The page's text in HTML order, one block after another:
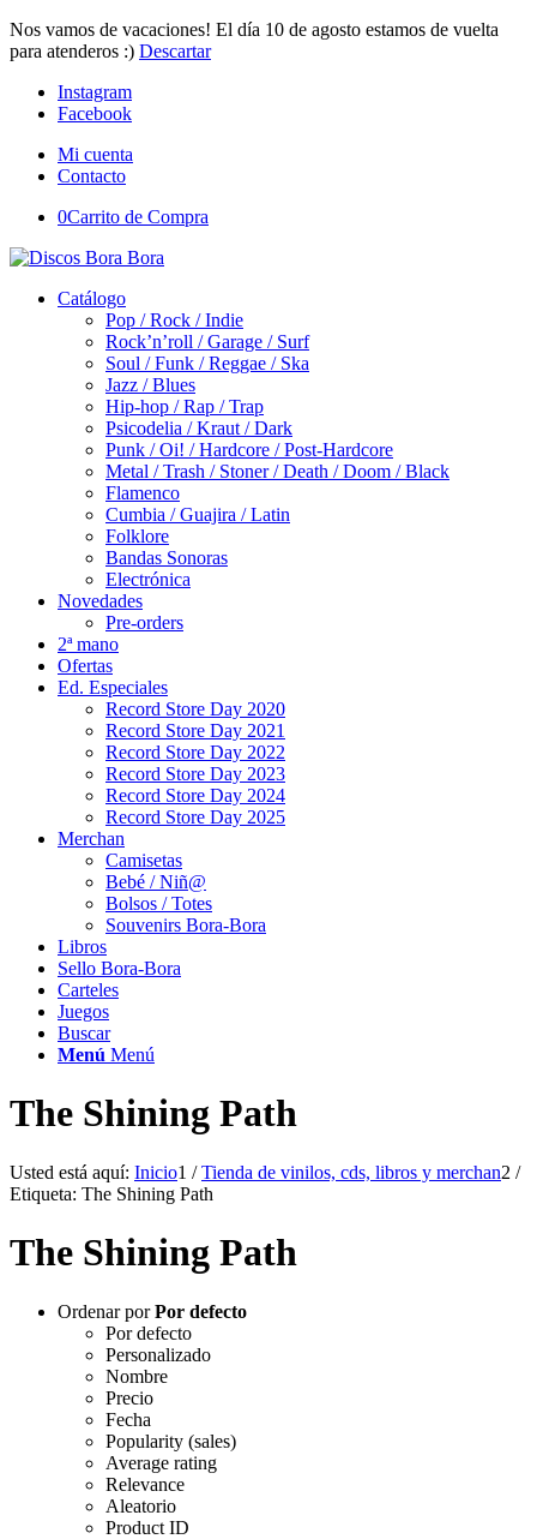
Nos vamos de vacaciones! El día 10 de agosto estamos de vuelta
para atenderos :) Descartar
Instagram
Facebook
Mi cuenta
Contacto
0Carrito de Compra
Catálogo
Pop / Rock / Indie
Rock’n’roll / Garage / Surf
Soul / Funk / Reggae / Ska
Jazz / Blues
Hip-hop / Rap / Trap
Psicodelia / Kraut / Dark
Punk / Oi! / Hardcore / Post-Hardcore
Metal / Trash / Stoner / Death / Doom / Black
Flamenco
Cumbia / Guajira / Latin
Folklore
Bandas Sonoras
Electrónica
Novedades
Pre-orders
2ª mano
Ofertas
Ed. Especiales
Record Store Day 2020
Record Store Day 2021
Record Store Day 2022
Record Store Day 2023
Record Store Day 2024
Record Store Day 2025
Merchan
Camisetas
Bebé / Niñ@
Bolsos / Totes
Souvenirs Bora-Bora
Libros
Sello Bora-Bora
Carteles
Juegos
Buscar
Menú Menú
The Shining Path
Usted está aquí: Inicio1 / Tienda de vinilos, cds, libros y merchan2 /
Etiqueta: The Shining Path
The Shining Path
Ordenar porPor defecto
Por defecto
Personalizado
Nombre
Precio
Fecha
Popularity (sales)
Average rating
Relevance
Aleatorio
Product ID